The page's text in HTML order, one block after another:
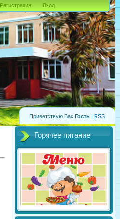
Приветствую Вас Гость | RSS
Регистрация Вход
Горячее питание